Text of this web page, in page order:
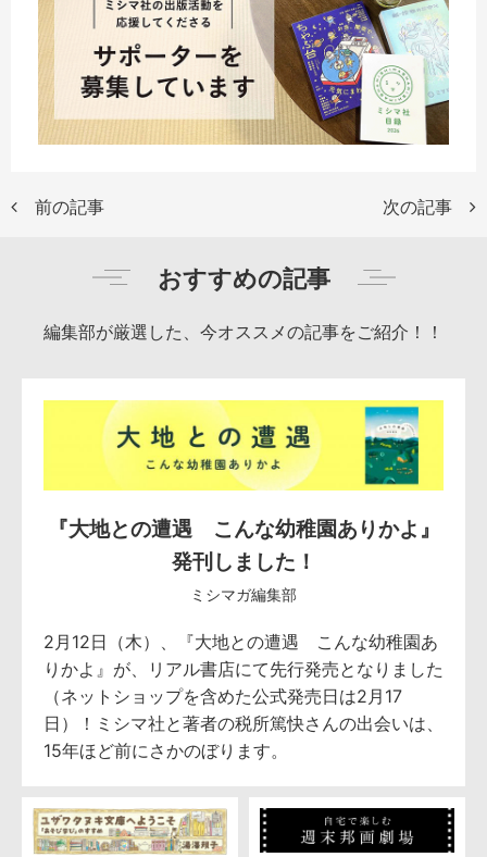
前の記事 次の記事
おすすめの記事
編集部が厳選した、今オススメの記事をご紹介！！
『大地との遭遇 こんな幼稚園ありかよ』
発刊しました！
ミシマガ編集部
2月12日（木）、『大地との遭遇 こんな幼稚園あ
りかよ』が、リアル書店にて先行発売となりました
（ネットショップを含めた公式発売日は2月17
日）！ミシマ社と著者の税所篤快さんの出会いは、
15年ほど前にさかのぼります。